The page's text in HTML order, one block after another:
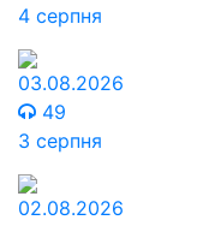
4 серпня
03.08.2026
49
3 серпня
02.08.2026